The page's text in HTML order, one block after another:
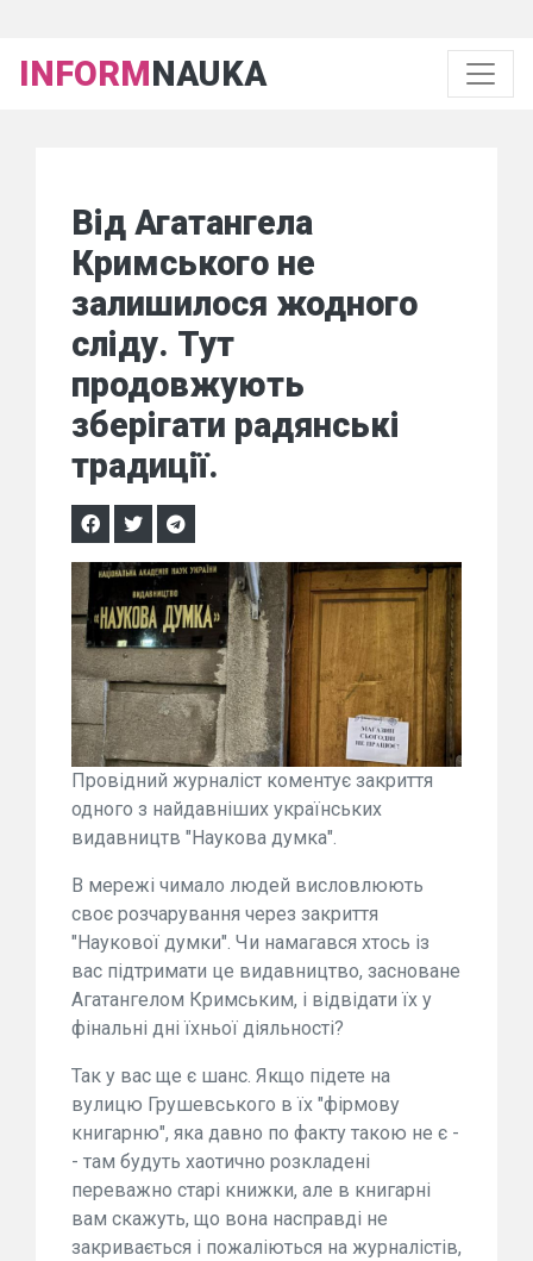
INFORMNAUKA
Від Агатангела
Кримського не
залишилося жодного
сліду. Тут
продовжують
зберігати радянські
традиції.
Провідний журналіст коментує закриття
одного з найдавніших українських
видавництв "Наукова думка".
В мережі чимало людей висловлюють
своє розчарування через закриття
"Наукової думки". Чи намагався хтось із
вас підтримати це видавництво, засноване
Агатангелом Кримським, і відвідати їх у
фінальні дні їхньої діяльності?
Так у вас ще є шанс. Якщо підете на
вулицю Грушевського в їх "фірмову
книгарню", яка давно по факту такою не є -
- там будуть хаотично розкладені
переважно старі книжки, але в книгарні
вам скажуть, що вона насправді не
закривається і пожаліються на журналістів,